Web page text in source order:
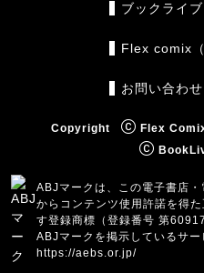
ブックライブ
Flex comix（
お問い合わせ
Copyright
Flex
ABJマークは、この電子書店
からコンテンツ使用許諾を得
す登録商標（登録番号 第
ABJマークを掲示しているサー
https://aebs.or.jp/